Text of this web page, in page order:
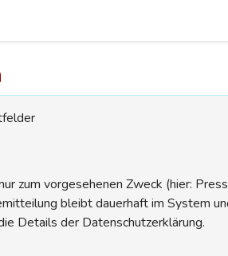
zum vorgesehenen Zweck (hier:
bleibt dauerhaft im System
Details der Datenschutzerklärung.